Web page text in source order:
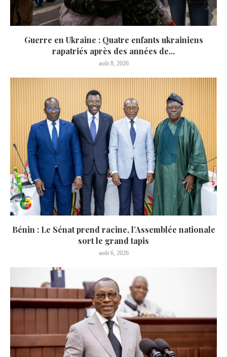
Guerre en Ukraine : Quatre enfants ukrainiens
rapatriés après des années de...
août 8, 2026
Bénin : Le Sénat prend racine, l’Assemblée nationale
sort le grand tapis
août 6, 2026